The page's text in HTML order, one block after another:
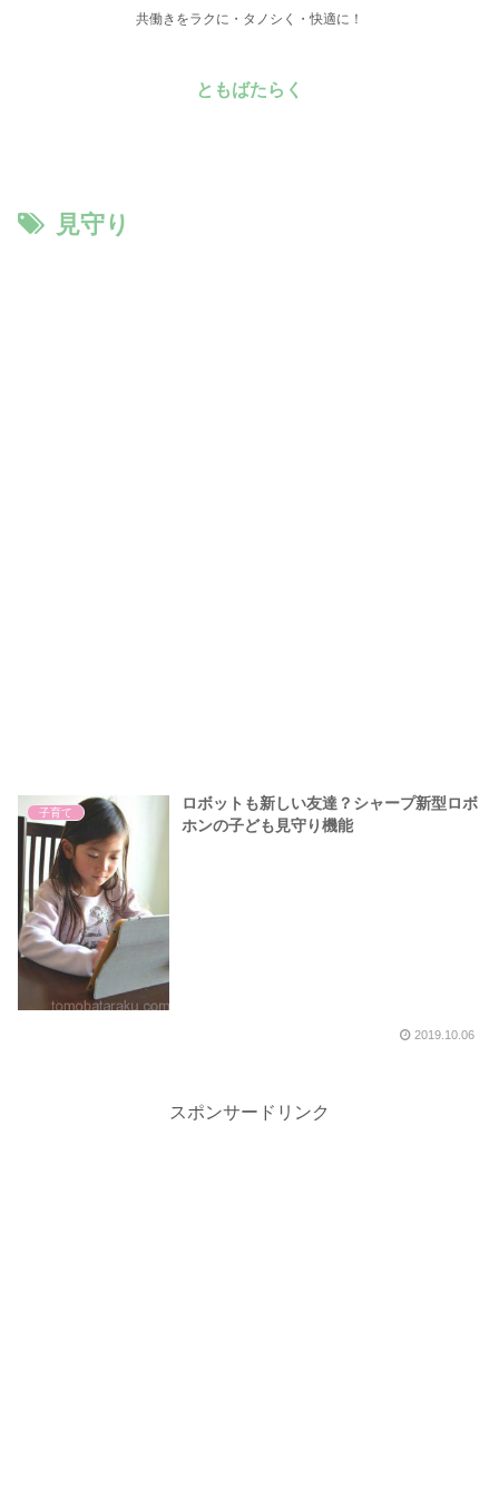
共働きをラクに・タノシく・快適に！
ともばたらく
見守り
子育て
ロボットも新しい友達？シャープ新型ロボ
ホンの子ども見守り機能
2019.10.06
スポンサードリンク